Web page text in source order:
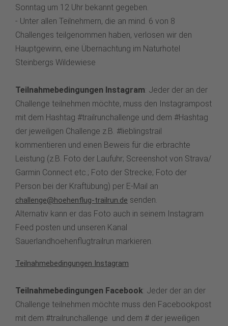
Sonntag um 12 Uhr bekannt gegeben.
- Unter allen Teilnehmern, die an mind. 6 von 8
Challenges teilgenommen haben, verlosen wir den
Hauptgewinn, eine Übernachtung im Naturhotel
Steinbergs Wildewiese
Teilnahmebedingungen Instagram: Jeder der an der
Challenge teilnehmen möchte, muss den Instagrampost
mit dem Hashtag #trailrunchallenge und dem #Hashtag
der jeweiligen Challenge z.B. #lieblingstrail
kommentieren und einen Beweis für die erbrachte
Leistung (z.B. Foto der Laufuhr; Screenshot von Strava/
Garmin Connect etc.; Foto der Strecke; Foto der
Person bei der Kraftübung) per E-Mail an
challenge@hoehenflug-trailrun.de senden.
Alternativ kann er das Foto auch in seinem Instagram
Feed posten und unseren Kanal
Sauerlandhoehenflugtrailrun markieren.
Teilnahmebedingungen Instagram
Teilnahmebedingungen Facebook: Jeder der an der
Challenge teilnehmen möchte muss den Facebookpost
mit dem #trailrunchallenge und dem # der jeweiligen